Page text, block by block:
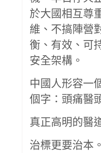
於大國相互尊
維、不搞陣營
衡、有效、可
安全架構。
中國人形容一
個字：頭痛醫
真正高明的醫
治標更要治本